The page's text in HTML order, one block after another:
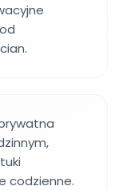
codzienne.